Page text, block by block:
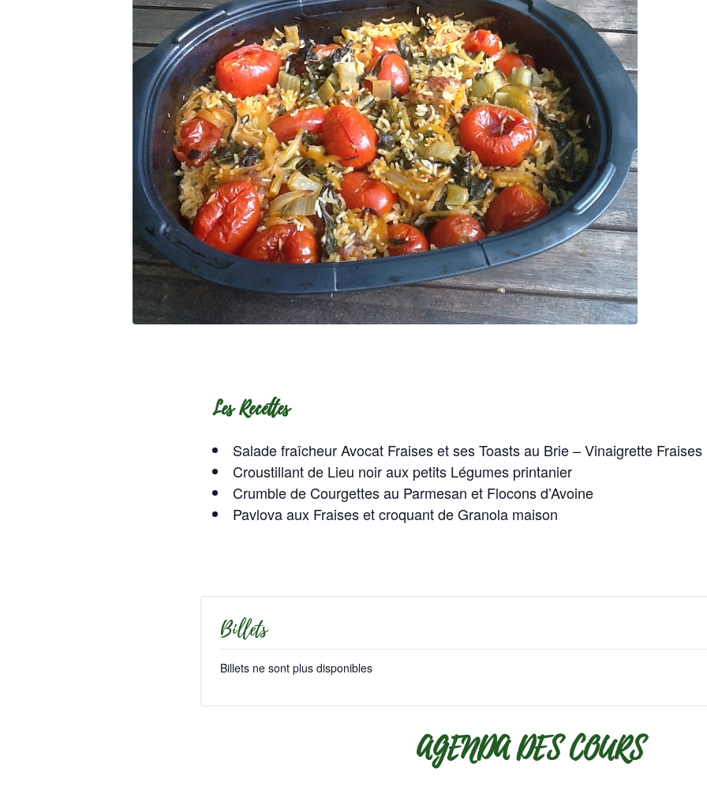
Les Recettes
Salade fraîcheur Avocat Fraises et ses Toasts au Brie – Vinaigrette Fraises
Croustillant de Lieu noir aux petits Légumes printanier
Crumble de Courgettes au Parmesan et Flocons d’Avoine
Pavlova aux Fraises et croquant de Granola maison
Billets
Billets ne sont plus disponibles
AGENDA DES COURS